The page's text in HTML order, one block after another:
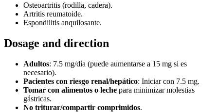
Osteoartritis (rodilla, cadera).
Artritis reumatoide.
Espondilitis anquilosante.
Dosage and direction
Adultos: 7.5 mg/día (puede aumentarse a 15 mg si es
necesario).
Pacientes con riesgo renal/hepático: Iniciar con 7.5 mg.
Tomar con alimentos o leche para minimizar molestias
gástricas.
No triturar/compartir comprimidos.